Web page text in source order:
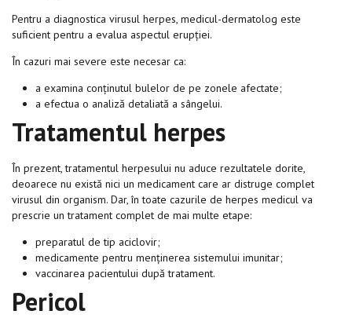
Pentru a diagnostica virusul herpes, medicul-dermatolog este
suficient pentru a evalua aspectul erupției.
În cazuri mai severe este necesar ca:
a examina conținutul bulelor de pe zonele afectate;
a efectua o analiză detaliată a sângelui.
Tratamentul herpes
În prezent, tratamentul herpesului nu aduce rezultatele dorite,
deoarece nu există nici un medicament care ar distruge complet
virusul din organism. Dar, în toate cazurile de herpes medicul va
prescrie un tratament complet de mai multe etape:
preparatul de tip aciclovir;
medicamente pentru menținerea sistemului imunitar;
vaccinarea pacientului după tratament.
Pericol